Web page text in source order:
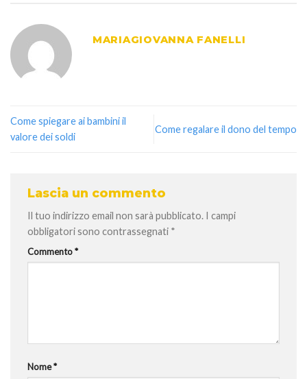
MARIAGIOVANNA FANELLI
Come spiegare ai bambini il
valore dei soldi
Come regalare il dono del tempo
Lascia un commento
Il tuo indirizzo email non sarà pubblicato. I campi
obbligatori sono contrassegnati *
Commento*
Nome*